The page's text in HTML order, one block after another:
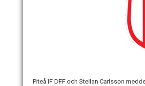
Piteå IF DFF och Stellan Carlsson